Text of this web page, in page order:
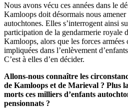
Nous avons vécu ces années dans le
Kamloops doit désormais nous
autochtones. Elles s’interrogent ainsi
participation de la gendarmerie royale
Kamloops, alors que les forces armées
impliquées dans l’enlèvement
C’est à elles d’en décider.
Allons-nous connaître les
de Kamloops et de Marieval ? Plus
morts ces milliers d’enfants
pensionnats ?